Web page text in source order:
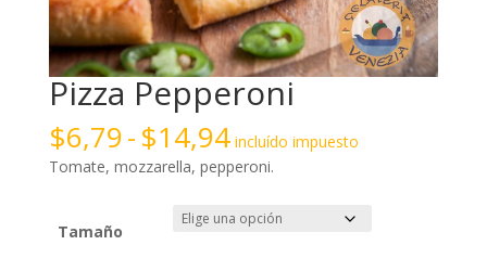
Pizza Pepperoni
$6,79-$14,94Rango
de
precios:
desde
$6,79
incluído impuesto
Tomate, mozzarella, pepperoni.
Tamaño